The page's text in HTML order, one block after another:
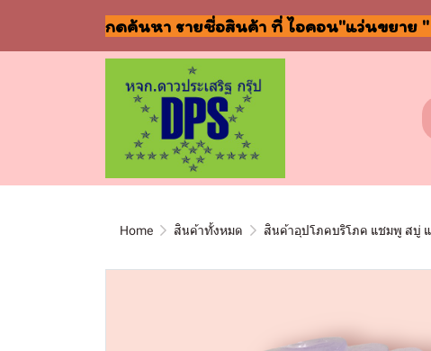
กดค้นหา รายชื่อสินค้า ที่ ไอคอน"แว่นขยาย "
Home สินค้าทั้งหมด สินค้าอุปโภคบริโภค แชมพู สบู่